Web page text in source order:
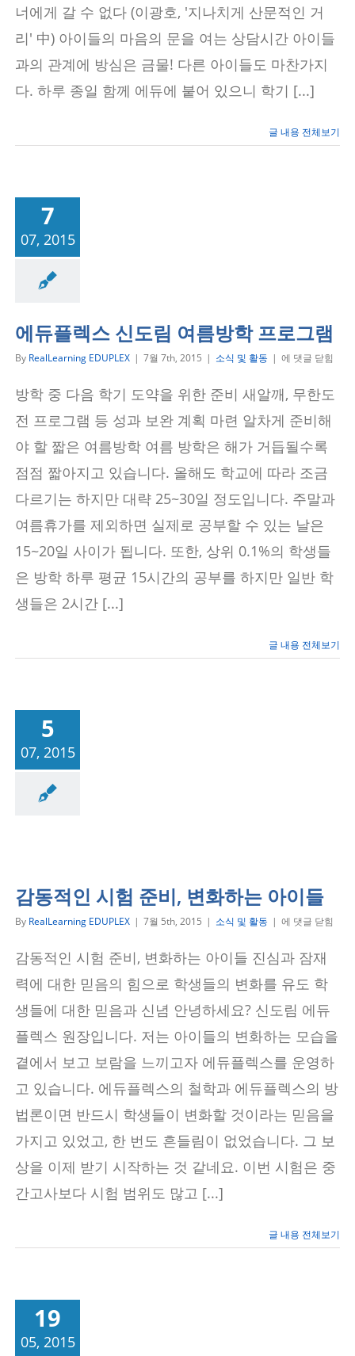
기
림
시
–
렉
스
너에게 갈 수 없다 (이광호, '지나치게 산문적인 거
리' 中) 아이들의 마음의 문을 여는 상담시간 아이들
과의 관계에 방심은 금물! 다른 아이들도 마찬가지
다. 하루 종일 함께 에듀에 붙어 있으니 학기 [...]
글 내용 전체보기
7
07, 2015
및 활동
에듀플렉스 신도림 여름방학 프로그램
By RealLearning EDUPLEX | 7월 7th, 2015 | 소식 및 활동 | 에
플
렉
스
신
도
림
여
방
프
로
그
램
에 댓글 닫힘
방학 중 다음 학기 도약을 위한 준비 새알깨, 무한도
전 프로그램 등 성과 보완 계획 마련 알차게 준비해
야 할 짧은 여름방학 여름 방학은 해가 거듭될수록
점점 짧아지고 있습니다. 올해도 학교에 따라 조금
다르기는 하지만 대략 25~30일 정도입니다. 주말과
여름휴가를 제외하면 실제로 공부할 수 있는 날은
15~20일 사이가 됩니다. 또한, 상위 0.1%의 학생들
은 방학 하루 평균 15시간의 공부를 하지만 일반 학
생들은 2시간 [...]
글 내용 전체보기
5
07, 2015
감동적인 시험 준비, 변화하는 아이들
By RealLearning EDUPLEX | 7월 5th, 2015 | 소식 및 활동 | 감
인
시
험
준
비,
변
하
아
들
에 댓글 닫힘
감동적인 시험 준비, 변화하는 아이들 진심과 잠재
력에 대한 믿음의 힘으로 학생들의 변화를 유도 학
생들에 대한 믿음과 신념 안녕하세요? 신도림 에듀
플렉스 원장입니다. 저는 아이들의 변화하는 모습을
곁에서 보고 보람을 느끼고자 에듀플렉스를 운영하
고 있습니다. 에듀플렉스의 철학과 에듀플렉스의 방
법론이면 반드시 학생들이 변화할 것이라는 믿음을
가지고 있었고, 한 번도 흔들림이 없었습니다. 그 보
상을 이제 받기 시작하는 것 같네요. 이번 시험은 중
간고사보다 시험 범위도 많고 [...]
글 내용 전체보기
19
05, 2015